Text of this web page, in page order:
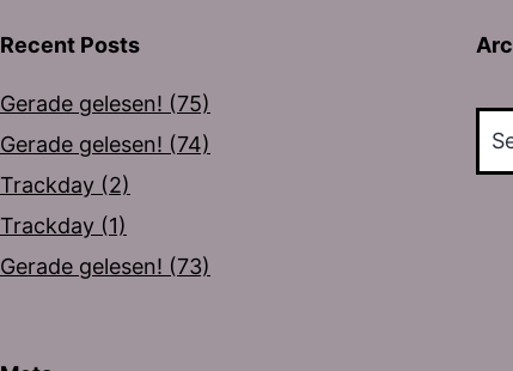
Recent Posts
Gerade gelesen! (75)
Gerade gelesen! (74)
Trackday (2)
Trackday (1)
Gerade gelesen! (73)